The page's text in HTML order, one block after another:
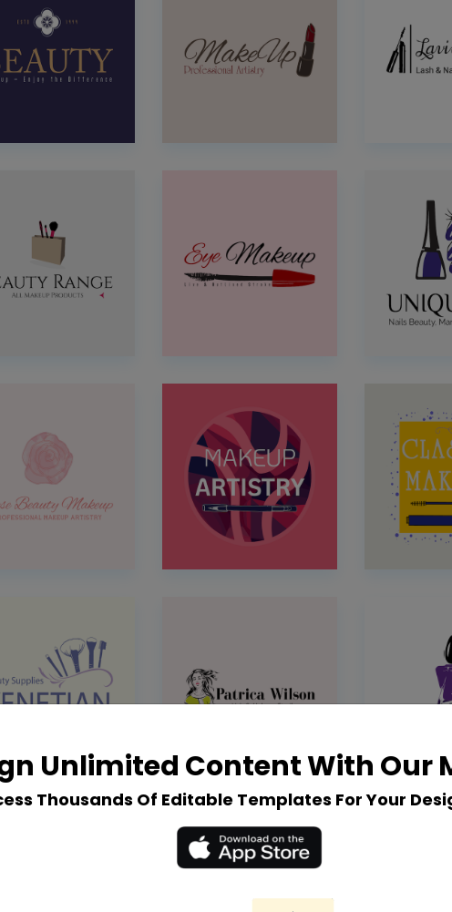
Unlimited Content With Our
Thousands Of Editable Templates For Your